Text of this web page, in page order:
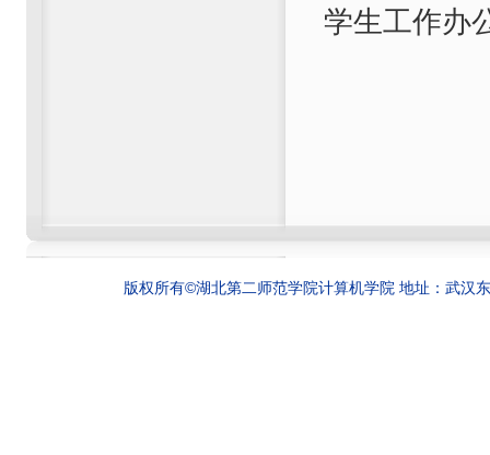
学生工作办
版权所有©湖北第二师范学院计算机学院 地址：武汉